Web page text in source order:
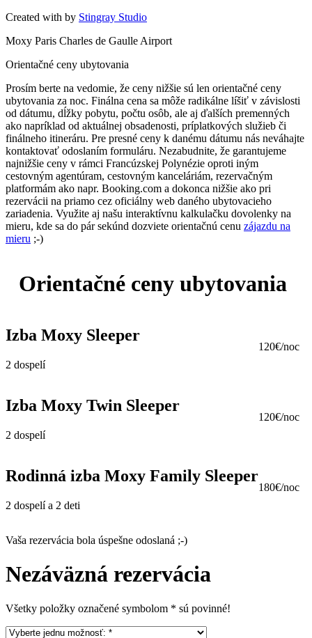
Created with by Stingray Studio
Moxy Paris Charles de Gaulle Airport
Orientačné ceny ubytovania
Prosím berte na vedomie, že ceny nižšie sú len orientačné ceny
ubytovania za noc. Finálna cena sa môže radikálne líšiť v závislosti
od dátumu, dĺžky pobytu, počtu osôb, ale aj ďalších premenných
ako napríklad od aktuálnej obsadenosti, príplatkových služieb či
finálneho itineráru. Pre presné ceny k danému dátumu nás neváhajte
kontaktovať odoslaním formuláru. Nezabudnite, že garantujeme
najnižšie ceny v rámci Francúzskej Polynézie oproti iným
cestovným agentúram, cestovným kanceláriám, rezervačným
platformám ako napr. Booking.com a dokonca nižšie ako pri
rezervácii na priamo cez oficiálny web daného ubytovacieho
zariadenia. Využite aj našu interaktívnu kalkulačku dovolenky na
mieru, kde sa do pár sekúnd dozviete orientačnú cenu zájazdu na
mieru ;-)
Orientačné ceny ubytovania
Izba Moxy Sleeper
2 dospelí
120€/noc
Izba Moxy Twin Sleeper
2 dospelí
120€/noc
Rodinná izba Moxy Family Sleeper
2 dospelí a 2 deti
180€/noc
Vaša rezervácia bola úspešne odoslaná ;-)
Nezáväzná rezervácia
Všetky položky označené symbolom * sú povinné!